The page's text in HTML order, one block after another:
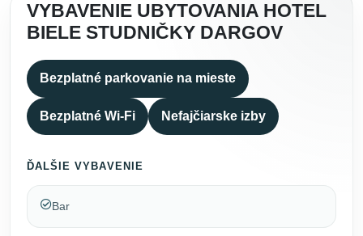
VYBAVENIE UBYTOVANIA HOTEL
BIELE STUDNIČKY DARGOV
Bezplatné parkovanie na mieste
Bezplatné Wi-Fi Nefajčiarske izby
ĎALŠIE VYBAVENIE
Bar